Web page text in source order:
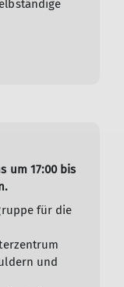
um 17:00 bis
für die
und